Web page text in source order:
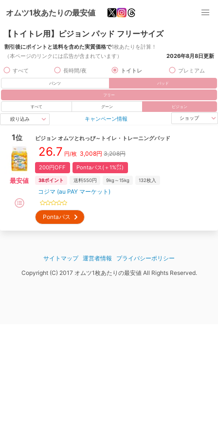
オムツ1枚あたりの最安値
【トイトレ用】ピジョン パッド フリーサイズ
割引後にポイントと送料を含めた実質価格で1枚あたりを計算！
（本ページのリンクには広告が含まれています）
2026年8月8日更新
すべて 長時間/夜 トイトレ プレミアム
パンツ パッド
フリー
すべて グーン ピジョン
絞り込み キャンペーン情報 ショップ
1位
最安値
ピジョン オムツとれっぴ～トイレ・トレーニングパッド
26.7 円/枚 3,008円 3,208円
200円OFF Pontaパス(＋1%㌽)
38ポイント 送料550円 9kg～15kg 132枚入
コジマ (au PAY マーケット)
Pontaパス
サイトマップ 運営者情報
プライバシーポリシー
Copyright (C) 2017 オムツ1枚あたりの最安値 All Rights Reserved.